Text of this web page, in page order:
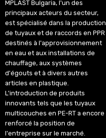
MPLAST Bulgaria, l'un des
principaux acteurs du secteur,
est spécialisé dans la production
de tuyaux et de raccords en PPR
destinés à l'approvisionnement
en eau et aux installations de
chauffage, aux systèmes
d'égouts et à divers autres
articles en plastique.
L'introduction de produits
innovants tels que les tuyaux
multicouches en PE-RT a encore
renforcé la position de
l'entreprise sur le marché.